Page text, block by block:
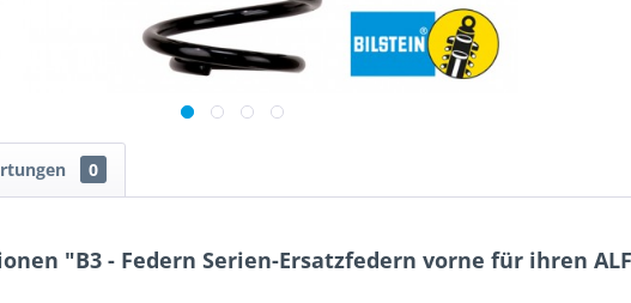
0
"B3 - Federn Serien-Ersatzfedern vorne für ihren ALFA